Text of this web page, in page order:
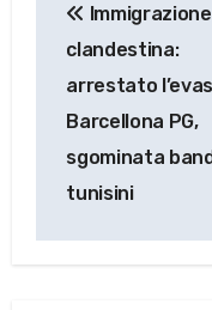
articoli
Immigrazione
clandestina:
arrestato
Barcellona PG,
sgominata
tunisini